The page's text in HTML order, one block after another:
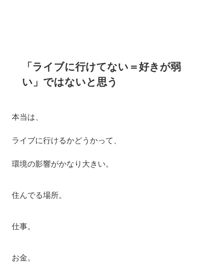
「ライブに行けてない＝好きが弱
い」ではないと思う
本当は、
ライブに行けるかどうかって、
環境の影響がかなり大きい。
住んでる場所。
仕事。
お金。